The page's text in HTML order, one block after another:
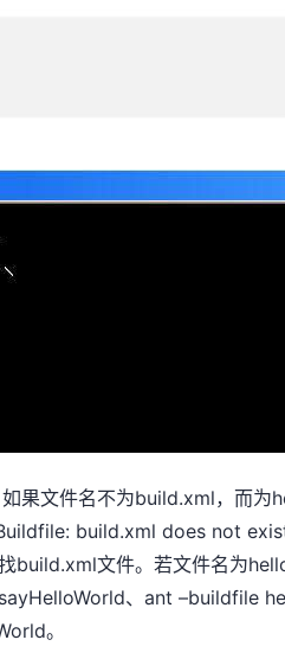
果文件名不为build.xml，而为
build.xml does not
build.xml文件。若文件名为
、ant –buildfile
。